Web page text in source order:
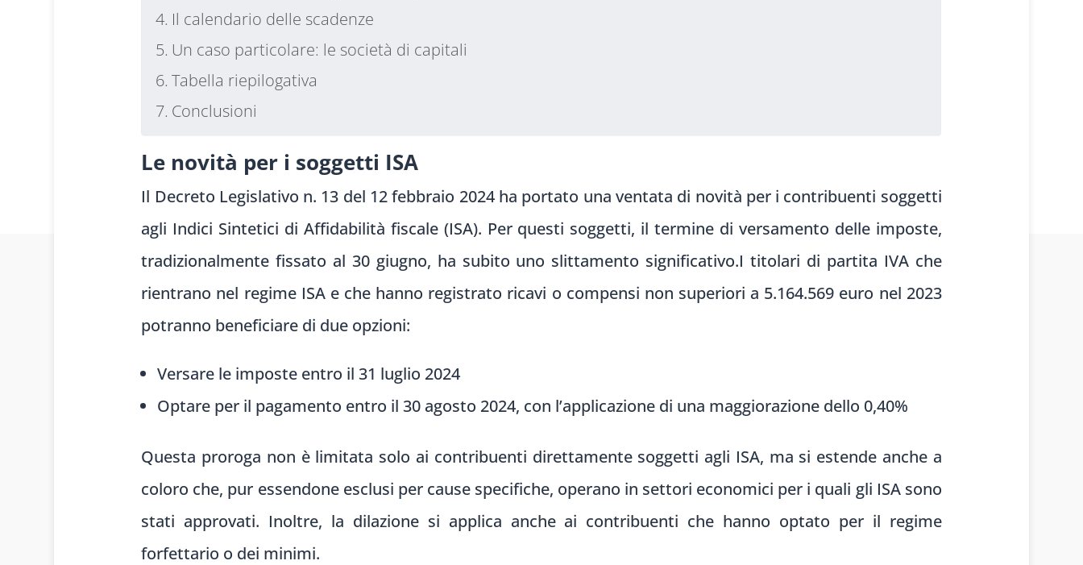
Il calendario delle scadenze
Un caso particolare: le società di capitali
Tabella riepilogativa
Conclusioni
Le novità per i soggetti ISA
Il Decreto Legislativo n. 13 del 12 febbraio 2024 ha portato una ventata di novità per i contribuenti soggetti
agli Indici Sintetici di Affidabilità fiscale (ISA). Per questi soggetti, il termine di versamento delle imposte,
tradizionalmente fissato al 30 giugno, ha subito uno slittamento significativo.I titolari di partita IVA che
rientrano nel regime ISA e che hanno registrato ricavi o compensi non superiori a 5.164.569 euro nel 2023
potranno beneficiare di due opzioni:
Versare le imposte entro il 31 luglio 2024
Optare per il pagamento entro il 30 agosto 2024, con l’applicazione di una maggiorazione dello 0,40%
Questa proroga non è limitata solo ai contribuenti direttamente soggetti agli ISA, ma si estende anche a
coloro che, pur essendone esclusi per cause specifiche, operano in settori economici per i quali gli ISA sono
stati approvati. Inoltre, la dilazione si applica anche ai contribuenti che hanno optato per il regime
forfettario o dei minimi.